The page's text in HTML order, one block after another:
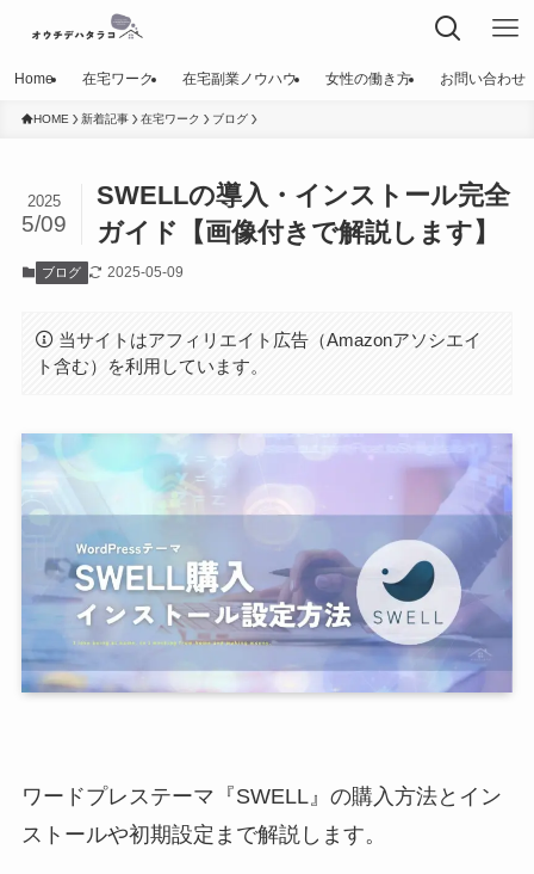
Home 在宅ワーク 在宅副業ノウハウ 女性の働き方 お問い合わせ
HOME 新着記事 在宅ワーク ブログ
SWELLの導入・インストール完全
ガイド【画像付きで解説します】
2025
5/09
ブログ 2025-05-09
当サイトはアフィリエイト広告（Amazonアソシエイ
ト含む）を利用しています。
ワードプレステーマ『SWELL』の購入方法とイン
ストールや初期設定まで解説します。